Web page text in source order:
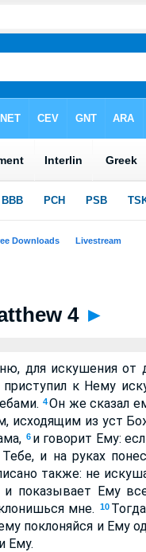
4 ►
для искушения от
к Нему
4Он же сказал
исходящим из уст
6 и говорит Ему:
и на руках
также: не
показывает Ему
мне.
10
поклоняйся и Ему
Ему.